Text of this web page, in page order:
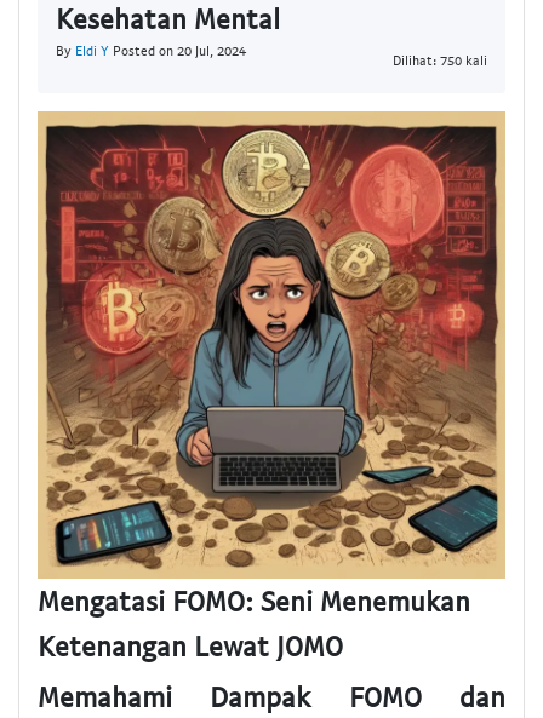
Kesehatan Mental
By Eldi Y Posted on 20 Jul, 2024
Dilihat: 750 kali
Mengatasi FOMO: Seni Menemukan
Ketenangan Lewat JOMO
Memahami Dampak FOMO dan